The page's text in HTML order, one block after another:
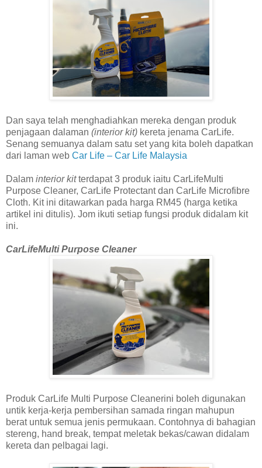
Dan saya telah menghadiahkan mereka dengan produk
penjagaan dalaman (interior kit) kereta jenama CarLife.
Senang semuanya dalam satu set yang kita boleh dapatkan
dari laman web Car Life – Car Life Malaysia
Dalam interior kitterdapat 3 produk iaitu CarLifeMulti
Purpose Cleaner, CarLife Protectant dan CarLife Microfibre
Cloth. Kit ini ditawarkan pada harga RM45 (harga ketika
artikel ini ditulis). Jom ikuti setiap fungsi produk didalam kit
ini.
CarLifeMulti Purpose Cleaner
Produk CarLife Multi Purpose Cleanerini boleh digunakan
untik kerja-kerja pembersihan samada ringan mahupun
berat untuk semua jenis permukaan. Contohnya di bahagian
stereng, hand break, tempat meletak bekas/cawan didalam
kereta dan pelbagai lagi.